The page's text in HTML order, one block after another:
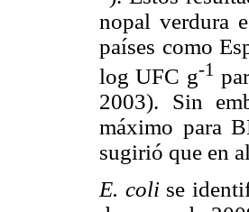
nopal verdura
países como
log UFC g-1
2003). Sin
máximo para
sugirió que en
E. colise